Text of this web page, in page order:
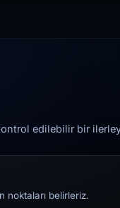
edilebilir bir
noktaları belirleriz.